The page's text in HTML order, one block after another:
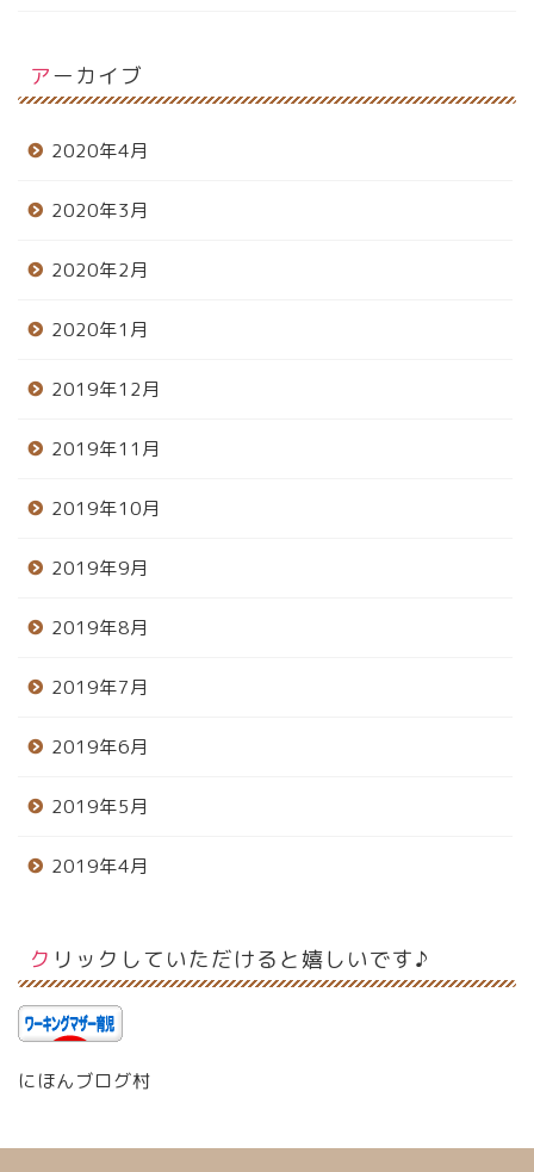
アーカイブ
2020年4月
2020年3月
2020年2月
2020年1月
2019年12月
2019年11月
2019年10月
2019年9月
2019年8月
2019年7月
2019年6月
2019年5月
2019年4月
クリックしていただけると嬉しいです♪
にほんブログ村